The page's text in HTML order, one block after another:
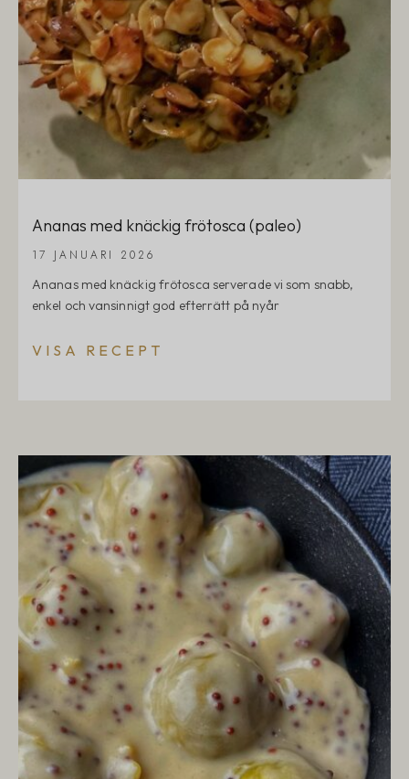
Ananas med knäckig frötosca (paleo)
17 JANUARI 2026
Ananas med knäckig frötosca serverade vi som snabb,
enkel och vansinnigt god efterrätt på nyår
VISA RECEPT